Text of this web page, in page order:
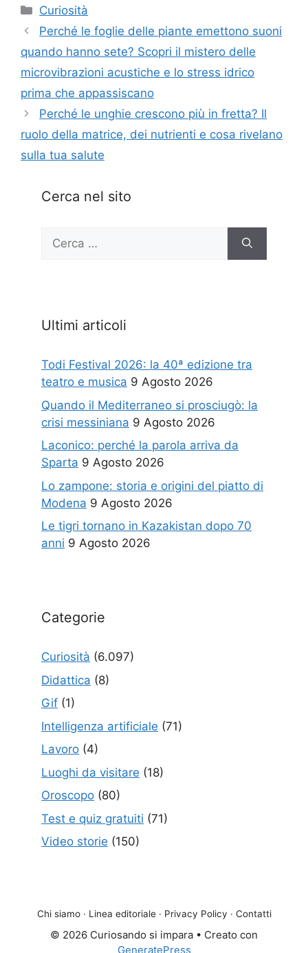
Categorie
Curiosità
Perché le foglie delle piante emettono suoni
quando hanno sete? Scopri il mistero delle
microvibrazioni acustiche e lo stress idrico
prima che appassiscano
Perché le unghie crescono più in fretta? Il
ruolo della matrice, dei nutrienti e cosa rivelano
sulla tua salute
Cerca nel sito
Ricerca
Ultimi articoli
Todi Festival 2026: la 40ª edizione tra
teatro e musica 9 Agosto 2026
Quando il Mediterraneo si prosciugò: la
crisi messiniana 9 Agosto 2026
Laconico: perché la parola arriva da
Sparta 9 Agosto 2026
Lo zampone: storia e origini del piatto di
Modena 9 Agosto 2026
Le tigri tornano in Kazakistan dopo 70
anni 9 Agosto 2026
Categorie
Curiosità (6.097)
Didattica (8)
Gif (1)
Intelligenza artificiale (71)
Lavoro (4)
Luoghi da visitare (18)
Oroscopo (80)
Test e quiz gratuiti (71)
Video storie (150)
Chi siamo · Linea editoriale · Privacy Policy · Contatti
© 2026 Curiosando si impara • Creato con
GeneratePress